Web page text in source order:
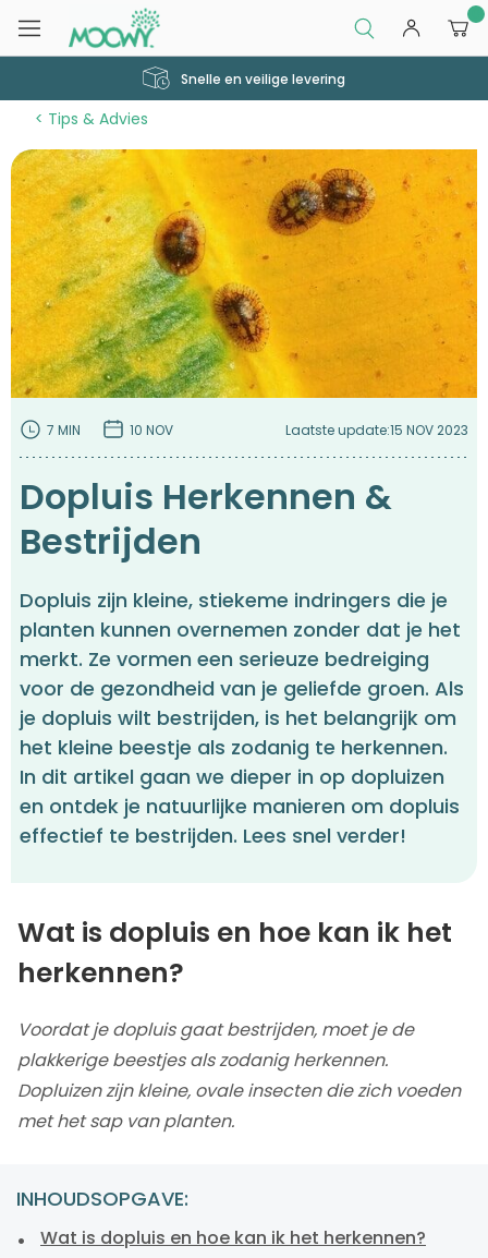
250.000 + tevreden klanten
Tips & Advies
7 MIN 10 NOV Laatste update:15 NOV 2023
Dopluis Herkennen &
Bestrijden
Dopluis zijn kleine, stiekeme indringers die je
planten kunnen overnemen zonder dat je het
merkt. Ze vormen een serieuze bedreiging
voor de gezondheid van je geliefde groen. Als
je dopluis wilt bestrijden, is het belangrijk om
het kleine beestje als zodanig te herkennen.
In dit artikel gaan we dieper in op dopluizen
en ontdek je natuurlijke manieren om dopluis
effectief te bestrijden. Lees snel verder!
Wat is dopluis en hoe kan ik het
herkennen?
Voordat je dopluis gaat bestrijden, moet je de
plakkerige beestjes als zodanig herkennen.
Dopluizen zijn kleine, ovale insecten die zich voeden
met het sap van planten.
INHOUDSOPGAVE:
Wat is dopluis en hoe kan ik het herkennen?